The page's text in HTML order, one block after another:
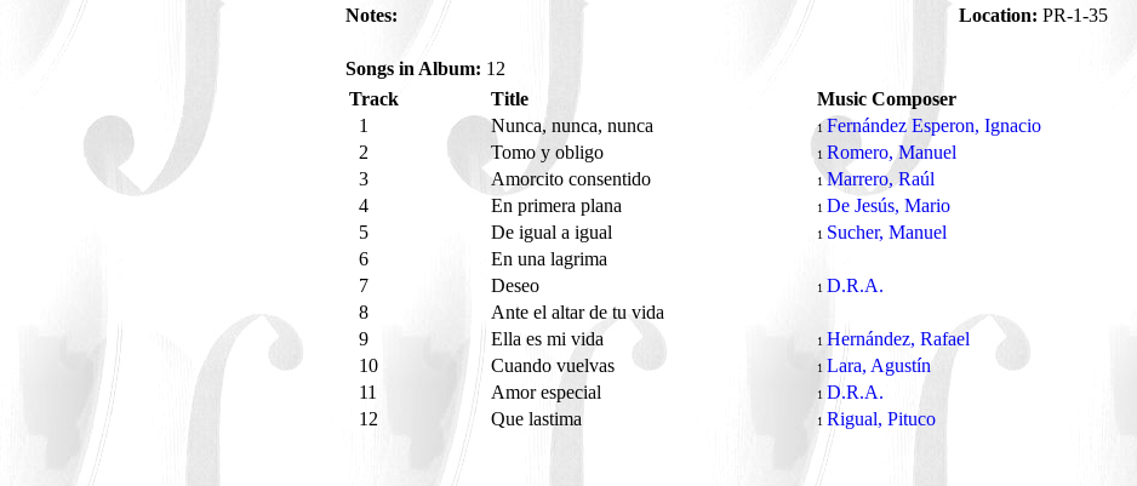
Notes:
Location: PR-1-35
Songs in Album: 12
Track
Title Music Composer
1
Nunca, nunca, nunca 1 Fernández Esperon, Ignacio
2
Tomo y obligo 1 Romero, Manuel
3
Amorcito consentido 1Marrero, Raúl
4
En primera plana 1 De Jesús, Mario
5
De igual a igual 1 Sucher, Manuel
6
En una lagrima
7
Deseo 1 D.R.A.
8
Ante el altar de tu vida
9
Ella es mi vida 1 Hernández, Rafael
10
Cuando vuelvas 1 Lara, Agustín
11
Amor especial 1 D.R.A.
12
Que lastima 1 Rigual, Pituco